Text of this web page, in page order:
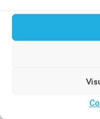
Se la risposta è